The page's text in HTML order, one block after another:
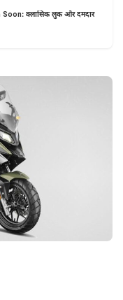
क्लासिक लुक और दमदार